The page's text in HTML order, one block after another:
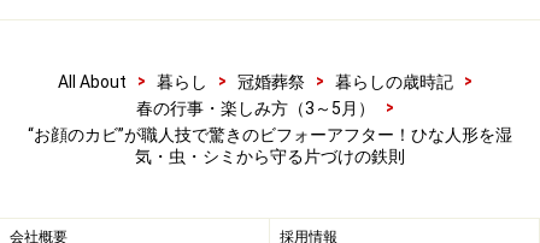
直射日光が当たらない、風通しのよい場所で保管しま
す。押入れの天袋のような高いところは、湿気が溜まり
にくく収納に適しています。また、秋に出して陰干しす
All About > 暮らし > 冠婚葬祭 > 暮らしの歳時記
>
春の行事・楽しみ方（3～5月）
>
“お顔のカビ”が職人技で驚きのビフォーアフター！ひな人形を湿
気・虫・シミから守る片づけの鉄則
会社概要 採用情報